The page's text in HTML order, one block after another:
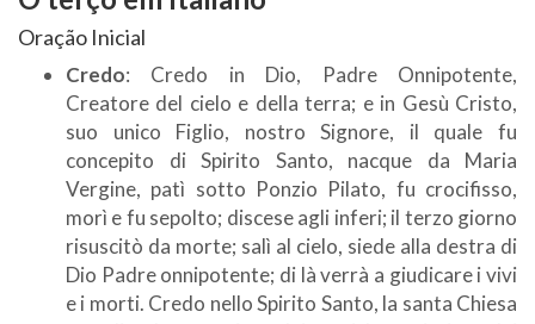
Oração Inicial
Credo: Credo in Dio, Padre Onnipotente,
Creatore del cielo e della terra; e in Gesù Cristo,
suo unico Figlio, nostro Signore, il quale fu
concepito di Spirito Santo, nacque da Maria
Vergine, patì sotto Ponzio Pilato, fu crocifisso,
morì e fu sepolto; discese agli inferi; il terzo giorno
risuscitò da morte; salì al cielo, siede alla destra di
Dio Padre onnipotente; di là verrà a giudicare i vivi
e i morti. Credo nello Spirito Santo, la santa Chiesa